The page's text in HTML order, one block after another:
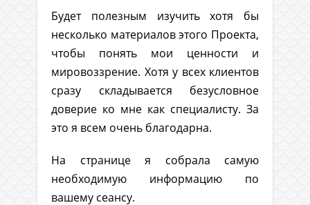
Будет полезным изучить хотя бы
несколько материалов этого Проекта,
чтобы понять мои ценности и
мировоззрение. Хотя у всех клиентов
сразу складывается безусловное
доверие ко мне как специалисту. За
это я всем очень благодарна.
На странице я собрала самую
необходимую информацию по
вашему сеансу.